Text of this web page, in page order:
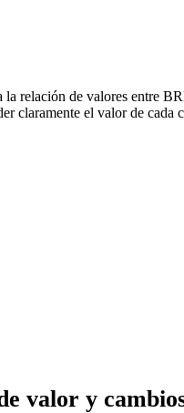
relación de valores entre
claramente el valor de cada
valor y